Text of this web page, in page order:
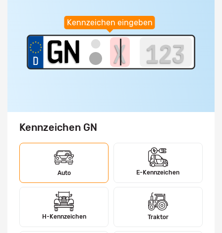
Kennzeichen eingeben
Kennzeichen GN
Auto E-Kennzeichen
H-Kennzeichen Traktor